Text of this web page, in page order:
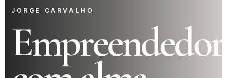
JORGE CARVALHO